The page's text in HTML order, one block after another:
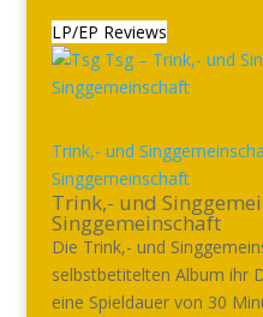
LP/EP Reviews
Trink,- und
Singgemeinschaft
Trink,- und
Singgemeinschaft
Die Trink,- und
selbstbetitelten Album ihr
eine Spieldauer von 30